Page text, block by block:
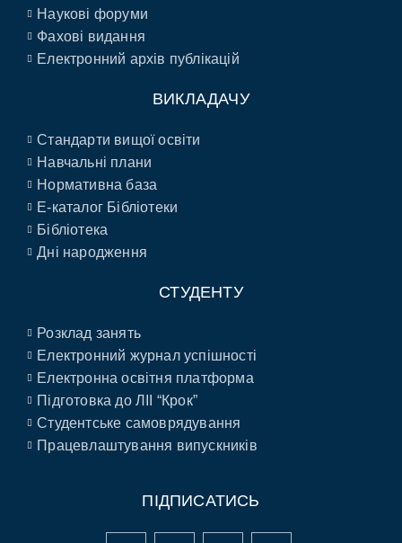
Наукові форуми
Фахові видання
Електронний архів публікацій
ВИКЛАДАЧУ
Стандарти вищої освіти
Навчальні плани
Нормативна база
E-каталог Бібліотеки
Бібліотека
Дні народження
СТУДЕНТУ
Розклад занять
Електронний журнал успішності
Електронна освітня платформа
Підготовка до ЛІІ “Крок”
Студентське самоврядування
Працевлаштування випускників
ПІДПИСАТИСЬ